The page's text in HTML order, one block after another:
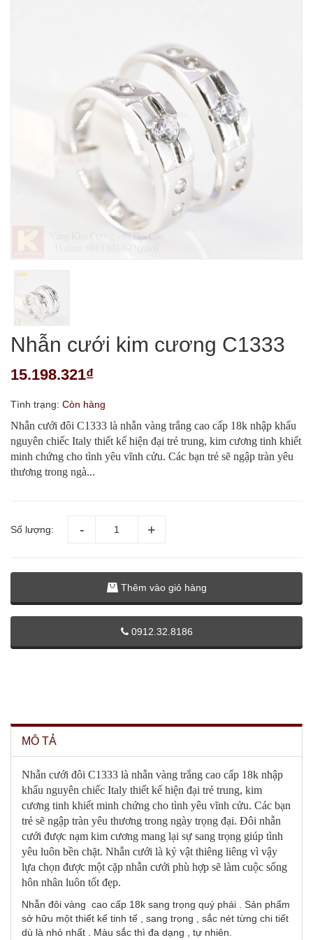
Nhẫn cưới kim cương C1333
15.198.321₫
Tình trạng: Còn hàng
Nhẫn cưới đôi C1333 là nhẫn vàng trắng cao cấp 18k nhập khẩu
nguyên chiếc Italy thiết kế hiện đại trẻ trung, kim cương tinh khiết
minh chứng cho tình yêu vĩnh cửu. Các bạn trẻ sẽ ngập tràn yêu
thương trong ngà...
Số lượng:
Thêm vào giỏ hàng
0912.32.8186
MÔ TẢ
Nhẫn cưới đôi C1333 là nhẫn vàng trắng cao cấp 18k nhập
khẩu nguyên chiếc Italy thiết kế hiện đại trẻ trung, kim
cương tinh khiết minh chứng cho tình yêu vĩnh cửu. Các bạn
trẻ sẽ ngập tràn yêu thương trong ngày trọng đại. Đôi nhẫn
cưới được nạm kim cương mang lại sự sang trọng giúp tình
yêu luôn bền chặt. Nhẫn cưới là kỷ vật thiêng liêng vì vậy
lựa chọn được một cặp nhẫn cưới phù hợp sẽ làm cuộc sống
hôn nhân luôn tốt đẹp.
Nhẫn đôi vàng cao cấp 18k sang trọng quý phái . Sản phẩm
sở hữu một thiết kế tinh tế , sang trọng , sắc nét từng chi tiết
dù là nhỏ nhất . Màu sắc thì đa dạng , tự nhiên.